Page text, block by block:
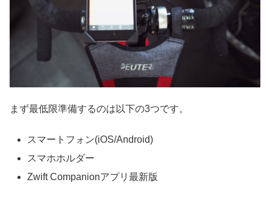
まず最低限準備するのは以下の3つです。
スマートフォン(iOS/Android)
スマホホルダー
Zwift Companionアプリ最新版